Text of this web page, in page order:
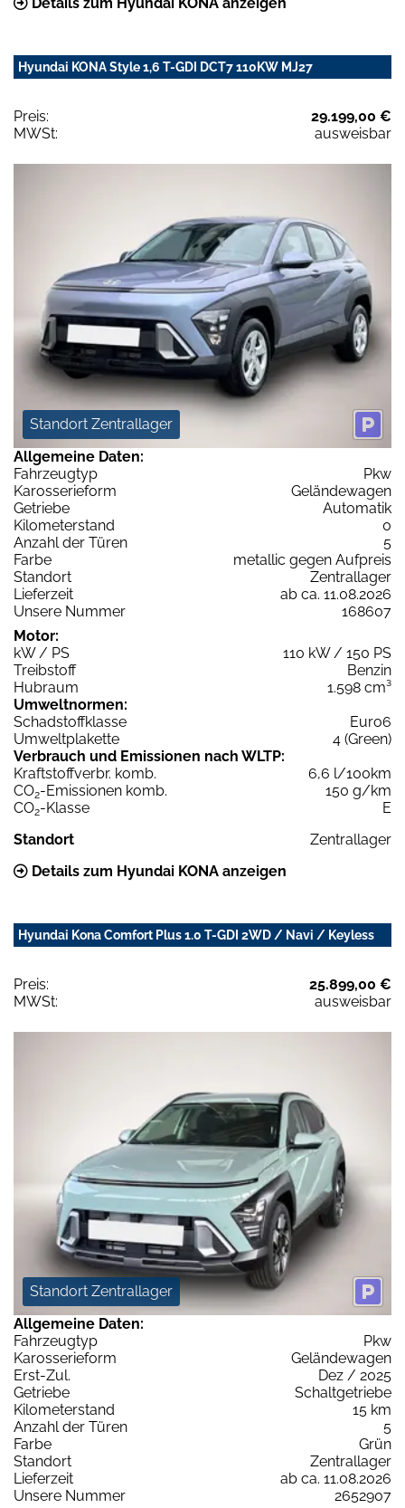
Hyundai KONA Style 1,6 T-GDI DCT7 110KW MJ27
Preis:
29.199,00 €
MWSt:
ausweisbar
Standort Zentrallager
Allgemeine Daten:
Fahrzeugtyp
Pkw
Karosserieform
Geländewagen
Getriebe
Automatik
Kilometerstand
0
Anzahl der Türen
5
Farbe
metallic gegen Aufpreis
Standort
Zentrallager
Lieferzeit
ab ca. 11.08.2026
Unsere Nummer
168607
Motor:
kW / PS
110 kW / 150 PS
Treibstoff
Benzin
Hubraum
1.598 cm³
Umweltnormen:
Schadstoffklasse
Euro6
Umweltplakette
4 (Green)
Verbrauch und Emissionen nach WLTP:
Kraftstoffverbr. komb.
6,6 l/100km
CO2-Emissionen komb.
150 g/km
CO2-Klasse
E
Standort
Zentrallager
Details zum Hyundai KONA anzeigen
Hyundai Kona Comfort Plus 1.0 T-GDI 2WD / Navi / Keyless
Preis:
25.899,00 €
MWSt:
ausweisbar
Standort Zentrallager
Allgemeine Daten:
Fahrzeugtyp
Pkw
Karosserieform
Geländewagen
Erst-Zul.
Dez / 2025
Getriebe
Schaltgetriebe
Kilometerstand
15 km
Anzahl der Türen
5
Farbe
Grün
Standort
Zentrallager
Lieferzeit
ab ca. 11.08.2026
Unsere Nummer
2652907